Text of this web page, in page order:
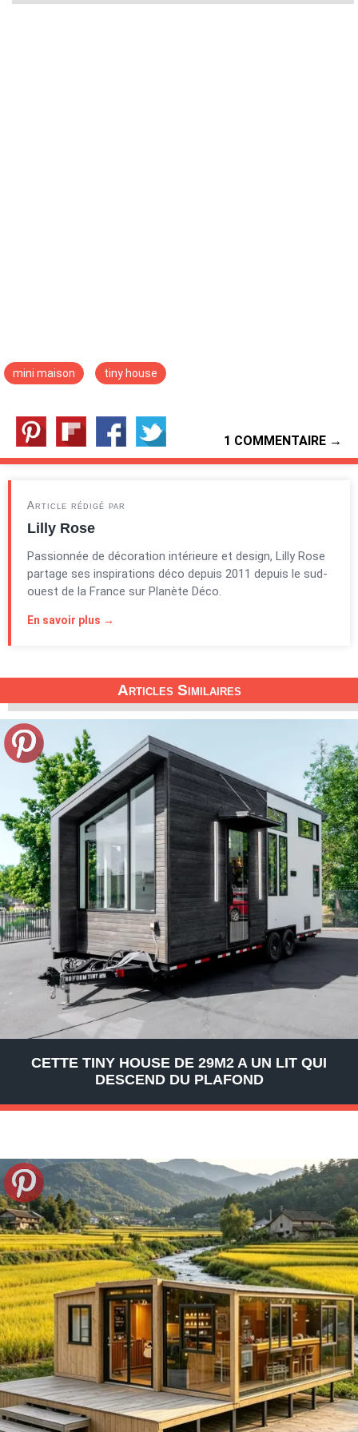
mini maison tiny house
1 COMMENTAIRE →
Article rédigé par
Lilly Rose
Passionnée de décoration intérieure et design, Lilly Rose
partage ses inspirations déco depuis 2011 depuis le sud-
ouest de la France sur Planète Déco.
En savoir plus →
Articles Similaires
CETTE TINY HOUSE DE 29M2 A UN LIT QUI
DESCEND DU PLAFOND